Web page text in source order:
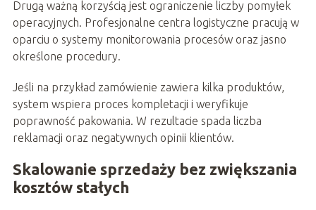
Drugą ważną korzyścią jest ograniczenie liczby pomyłek
operacyjnych. Profesjonalne centra logistyczne pracują w
oparciu o systemy monitorowania procesów oraz jasno
określone procedury.
Jeśli na przykład zamówienie zawiera kilka produktów,
system wspiera proces kompletacji i weryfikuje
poprawność pakowania. W rezultacie spada liczba
reklamacji oraz negatywnych opinii klientów.
Skalowanie sprzedaży bez zwiększania
kosztów stałych